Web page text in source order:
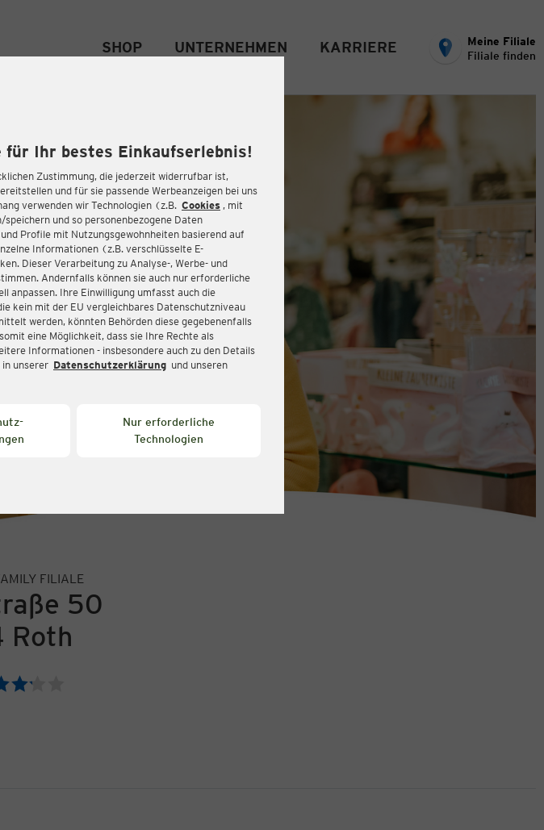
für Ihr bestes Einkaufserlebnis!
Zustimmung, die jederzeit widerrufbar ist,
und für sie passende Werbeanzeigen bei uns
verwenden wir Technologien (z.B. Cookies , mit
und so personenbezogene Daten
Profile mit Nutzungsgewohnheiten basierend auf
Informationen (z.B. verschlüsselte E-
Dieser Verarbeitung zu Analyse-, Werbe- und
Andernfalls können sie auch nur erforderliche
anpassen. Ihre Einwilligung umfasst auch die
kein mit der EU vergleichbares Datenschutzniveau
werden, könnten Behörden diese gegebenenfalls
eine Möglichkeit, dass sie Ihre Rechte als
Informationen - insbesondere auch zu den Details
unserer Datenschutzerklärung und unseren
Nur erforderliche
Technologien
SHOP UNTERNEHMEN KARRIERE
Meine Filiale
Filiale finden
FILIALE
50
Roth
Bewertung: